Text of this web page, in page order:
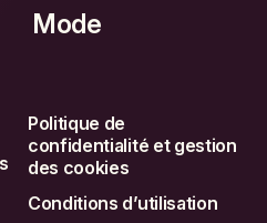
Mode
Politique de
confidentialité et gestion
des cookies
Conditions d’utilisation